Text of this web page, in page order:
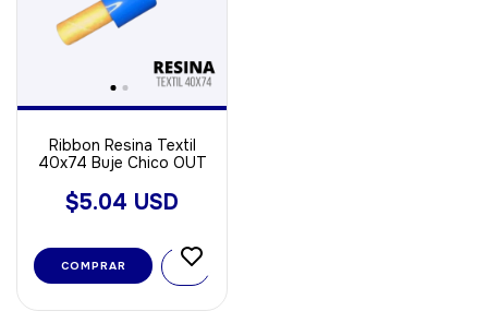
Ribbon Resina Textil
40x74 Buje Chico OUT
$5.04 USD